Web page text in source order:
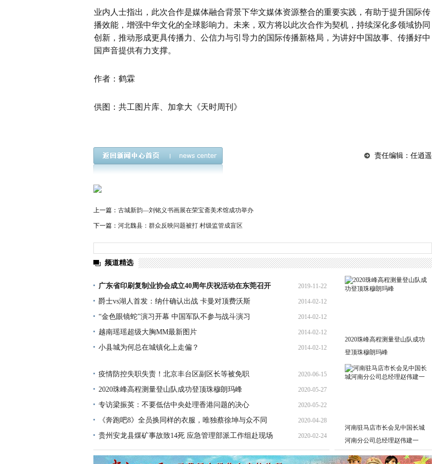
业内人士指出，此次合作是媒体融合背景下华文媒体资源整合的重要实践，有助于提升国际传
播效能，增强中华文化的全球影响力。未来，双方将以此次合作为契机，持续深化多领域协同
创新，推动形成更具传播力、公信力与引导力的国际传播新格局，为讲好中国故事、传播好中
国声音提供有力支撑。
作者：鹤霖
供图：共工图片库、加拿大《天时周刊》
责任编辑：任逍遥
上一篇： 古城新韵—刘铭义书画展在荣宝斋美术馆成功举办
下一篇： 河北魏县：群众反映问题被打 村级监管成盲区
频道精选
广东省印刷复制业协会成立40周年庆祝活动在东莞召开 2019-11-22
11:49:10
爵士vs湖人首发：纳什确认出战 卡曼对顶费沃斯 2014-02-12
13:13:15
“金色眼镜蛇”演习开幕 中国军队不参与战斗演习 2014-02-12
11:23:33
越南瑶瑶超级大胸MM最新图片 2014-02-12
10:59:38
小县城为何总在城镇化上走偏？ 2014-02-12
疫情防控失职失责！北京丰台区副区长等被免职 2020-06-15
10:13:12
2020珠峰高程测量登山队成功登顶珠穆朗玛峰 2020-05-27
13:32:21
专访梁振英：不要低估中央处理香港问题的决心 2020-05-22
10:23:36
《奔跑吧8》全员换同样的衣服，唯独蔡徐坤与众不同 2020-04-28
17:10:29
贵州安龙县煤矿事故致14死 应急管理部派工作组赴现场 2020-02-24
18:26:45
2020珠峰高程测量登山队成功
登顶珠穆朗玛峰
河南驻马店市长会见中国长城
河南分公司总经理赵伟建一